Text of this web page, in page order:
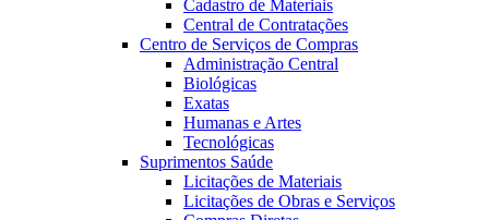
Cadastro de Materiais
Central de Contratações
Centro de Serviços de Compras
Administração Central
Biológicas
Exatas
Humanas e Artes
Tecnológicas
Suprimentos Saúde
Licitações de Materiais
Licitações de Obras e Serviços